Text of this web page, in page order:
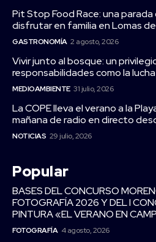
Pit Stop Food Race: una
disfrutar en familia en Lomas
GASTRONOMÍA 2 agosto, 2026
Vivir junto al bosque: un
responsabilidades como la
MEDIOAMBIENTE 31 julio, 2026
La COPE lleva el verano a la
mañana de radio en directo
NOTICIAS 29 julio, 2026
Popular
BASES DEL CONCURSO
FOTOGRAFÍA 2026 Y DEL I
PINTURA «EL VERANO EN
FOTOGRAFÍA 4 agosto, 2026